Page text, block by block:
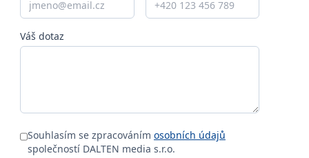
Váš dotaz
Souhlasím se zpracováním osobních údajů
společností DALTEN media s.r.o.